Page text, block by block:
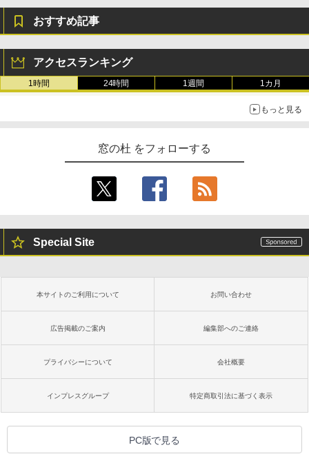
おすすめ記事
アクセスランキング
1時間 24時間 1週間 1カ月
もっと見る
窓の杜 をフォローする
Special Site
本サイトのご利用について お問い合わせ
広告掲載のご案内 編集部へのご連絡
プライバシーについて 会社概要
インプレスグループ 特定商取引法に基づく表示
PC版で見る